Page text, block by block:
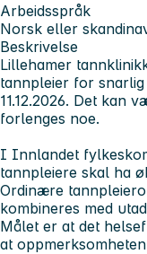
Arbeidsspråk
Norsk eller
Beskrivelse
Lillehamer
tannpleier for
11.12.2026. Det kan
forlenges noe.
I Innlandet
tannpleiere skal ha
Ordinære
kombineres med
Målet er at det
at